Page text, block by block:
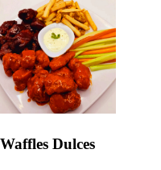
Waffles Dulces